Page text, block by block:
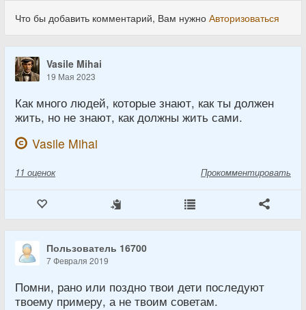
Что бы добавить комментарий, Вам нужно Авторизоваться
Vasile Mihai
19 Мая 2023
Как много людей, которые знают, как ты должен
жить, но не знают, как должны жить сами.
Vasile Mihai
11 оценок Прокомментировать
Пользователь 16700
7 Февраля 2019
Помни, рано или поздно твои дети последуют
твоему примеру, а не твоим советам.